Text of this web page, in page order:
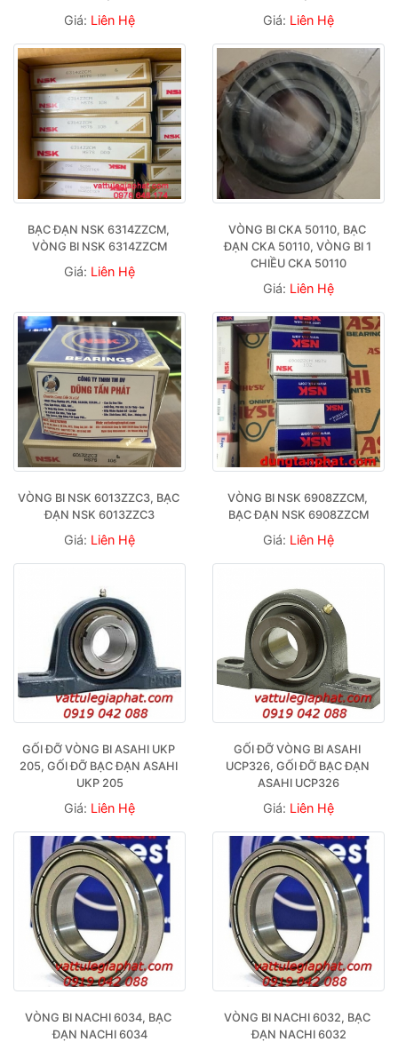
Giá: Liên Hệ Giá: Liên Hệ
BẠC ĐẠN NSK 6314ZZCM,
VÒNG BI NSK 6314ZZCM
Giá: Liên Hệ
VÒNG BI CKA 50110, BẠC
ĐẠN CKA 50110, VÒNG BI 1
CHIỀU CKA 50110
Giá: Liên Hệ
VÒNG BI NSK 6013ZZC3, BẠC
ĐẠN NSK 6013ZZC3
Giá: Liên Hệ
VÒNG BI NSK 6908ZZCM,
BẠC ĐẠN NSK 6908ZZCM
Giá: Liên Hệ
GỐI ĐỠ VÒNG BI ASAHI UKP
205, GỐI ĐỠ BẠC ĐẠN ASAHI
UKP 205
Giá: Liên Hệ
GỐI ĐỠ VÒNG BI ASAHI
UCP326, GỐI ĐỠ BẠC ĐẠN
ASAHI UCP326
Giá: Liên Hệ
VÒNG BI NACHI 6034, BẠC
ĐẠN NACHI 6034
VÒNG BI NACHI 6032, BẠC
ĐẠN NACHI 6032